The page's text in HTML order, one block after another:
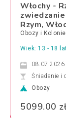
Włochy -
Rzym,
Obozy i
Wiek: 13 - 18
Śniadanie i
Obozy
5099.00